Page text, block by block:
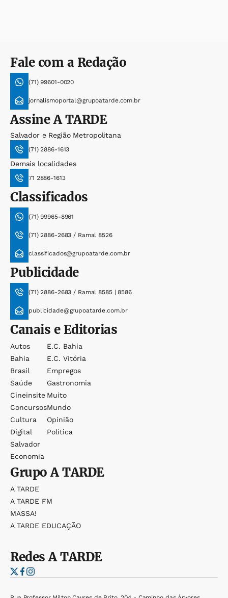
Fale com a Redação
(71) 99601-0020
jornalismoportal@grupoatarde.com.br
AssineA TARDE
Salvador e Região Metropolitana
(71) 2886-1613
Demais localidades
71 2886-1613
Classificados
(71) 99965-8961
(71) 2886-2683 / Ramal 8526
classificados@grupoatarde.com.br
Publicidade
(71) 2886-2683 / Ramal 8585 | 8586
publicidade@grupoatarde.com.br
Canais e Editorias
Autos
Bahia
Brasil
Saúde
Cineinsite
Concursos
Cultura
Digital
Salvador
Economia
E.c. Bahia
E.c. Vitória
Empregos
Gastronomia
Muito
Mundo
Opinião
Política
GrupoA TARDE
A TARDE
A TARDE FM
MASSA!
A TARDE EDUCAÇÃO
RedesA TARDE